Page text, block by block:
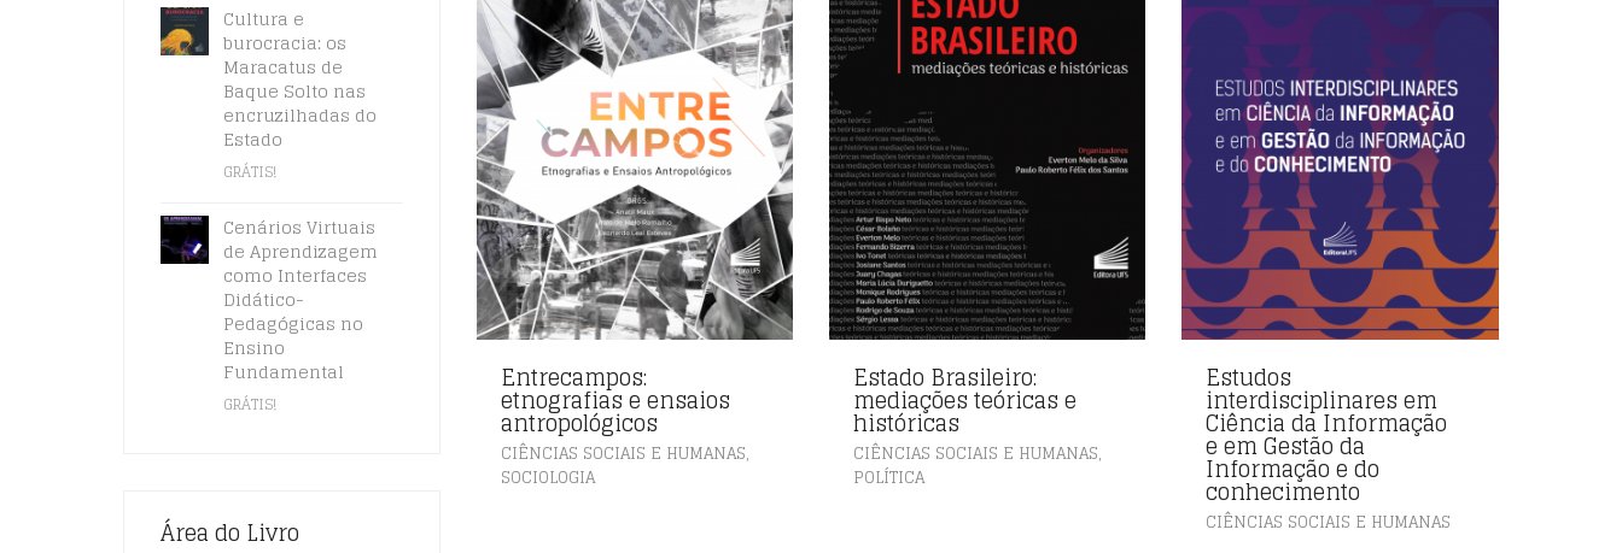
Entrecampos:
etnografias e ensaios
antropológicos
CIÊNCIAS SOCIAIS E HUMANAS,
SOCIOLOGIA
Estado Brasileiro:
mediações teóricas e
históricas
CIÊNCIAS SOCIAIS E HUMANAS,
POLÍTICA
Estudos
interdisciplinares em
Ciência da Informação
e em Gestão da
Informação e do
conhecimento
CIÊNCIAS SOCIAIS E HUMANAS
Cultura e
burocracia: os
Maracatus de
Baque Solto nas
encruzilhadas do
Estado
GRÁTIS!
Cenários Virtuais
de Aprendizagem
como Interfaces
Didático-
Pedagógicas no
Ensino
Fundamental
GRÁTIS!
Área do Livro